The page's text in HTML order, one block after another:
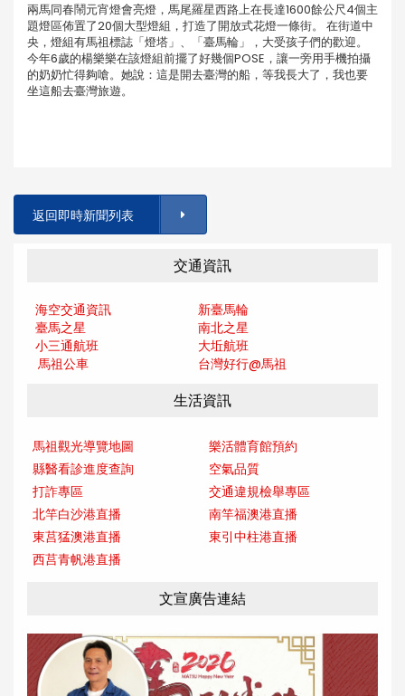
兩馬同春鬧元宵燈會亮燈，馬尾羅星西路上在長達1600餘公尺4個主
題燈區佈置了20個大型燈組，打造了開放式花燈一條街。 在街道中
央，燈組有馬祖標誌「燈塔」、「臺馬輪」，大受孩子們的歡迎。
今年6歲的楊樂樂在該燈組前擺了好幾個POSE，讓一旁用手機拍攝
的奶奶忙得夠嗆。她說：這是開去臺灣的船，等我長大了，我也要
坐這船去臺灣旅遊。
返回即時新聞列表
交通資訊
海空交通資訊
新臺馬輪
臺馬之星
南北之星
小三通航班
大坵航班
馬祖公車
台灣好行@馬祖
生活資訊
馬祖觀光導覽地圖
樂活體育館預約
縣醫看診進度查詢
空氣品質
打詐專區
交通違規檢舉專區
北竿白沙港直播
南竿福澳港直播
東莒猛澳港直播
東引中柱港直播
西莒青帆港直播
文宣廣告連結